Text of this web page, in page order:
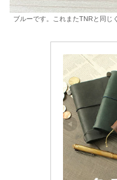
ブルーです。これまたTNRと同じ